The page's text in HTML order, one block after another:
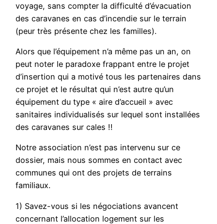
voyage, sans compter la difficulté d’évacuation
des caravanes en cas d’incendie sur le terrain
(peur très présente chez les familles).
Alors que l’équipement n’a même pas un an, on
peut noter le paradoxe frappant entre le projet
d’insertion qui a motivé tous les partenaires dans
ce projet et le résultat qui n’est autre qu’un
équipement du type « aire d’accueil » avec
sanitaires individualisés sur lequel sont installées
des caravanes sur cales !!
Notre association n’est pas intervenu sur ce
dossier, mais nous sommes en contact avec
communes qui ont des projets de terrains
familiaux.
1) Savez-vous si les négociations avancent
concernant l’allocation logement sur les